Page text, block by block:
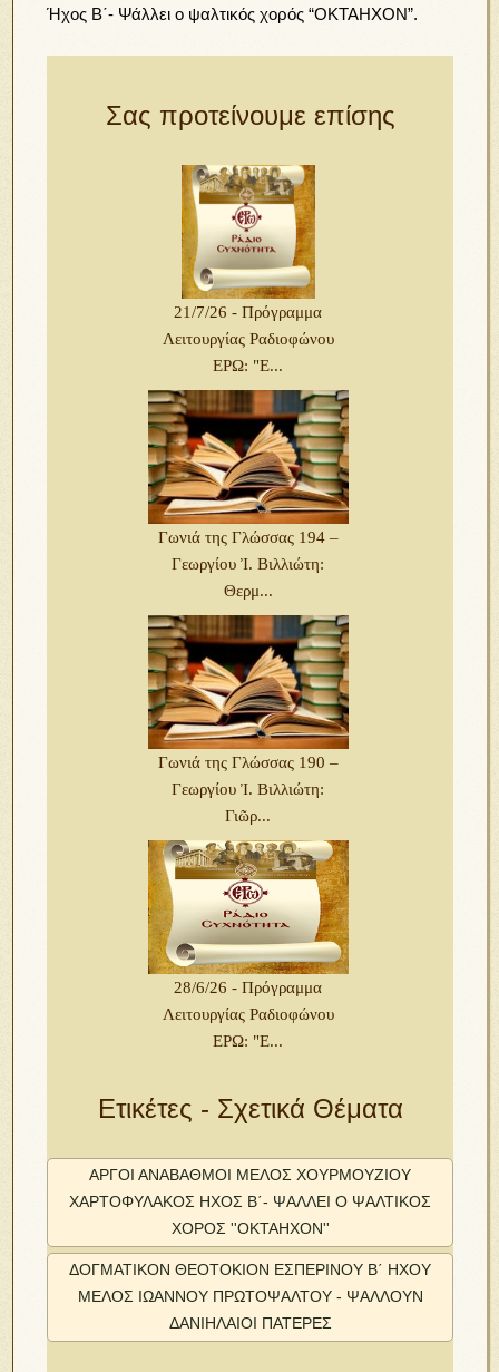
Ήχος Β΄- Ψάλλει ο ψαλτικός χορός “ΟΚΤΑΗΧΟΝ”.
Σας προτείνουμε επίσης
21/7/26 - Πρόγραμμα
Λειτουργίας Ραδιοφώνου
ΕΡΩ: "Ε...
Γωνιά της Γλώσσας 194 –
Γεωργίου Ἰ. Βιλλιώτη:
Θερμ...
Γωνιά της Γλώσσας 190 –
Γεωργίου Ἰ. Βιλλιώτη:
Γιῶρ...
28/6/26 - Πρόγραμμα
Λειτουργίας Ραδιοφώνου
ΕΡΩ: "Ε...
Ετικέτες - Σχετικά Θέματα
ΑΡΓΟΙ ΑΝΑΒΑΘΜΟΙ ΜΕΛΟΣ ΧΟΥΡΜΟΥΖΙΟΥ
ΧΑΡΤΟΦΥΛΑΚΟΣ ΉΧΟΣ Β΄- ΨΑΛΛΕΙ Ο ΨΑΛΤΙΚΟΣ
ΧΟΡΟΣ ''ΟΚΤΑΗΧΟΝ''
ΔΟΓΜΑΤΙΚΟΝ ΘΕΟΤΟΚΙΟΝ ΕΣΠΕΡΙΝΟΥ Β΄ ΉΧΟΥ
ΜΕΛΟΣ ΙΩΑΝΝΟΥ ΠΡΩΤΟΨΑΛΤΟΥ - ΨΑΛΛΟΥΝ
ΔΑΝΙΗΛΑΙΟΙ ΠΑΤΕΡΕΣ